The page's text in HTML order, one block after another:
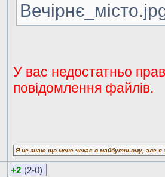
У вас недостатньо
повідомлення файлів.
Я не знаю що мене чекає в майбутньому, але
+2 (2-0)